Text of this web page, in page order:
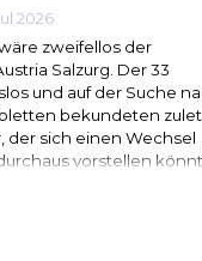
2026
zweifellos der
Salzurg. Der 33
und auf der Suche
bekundeten
der sich einen Wechsel
vorstellen